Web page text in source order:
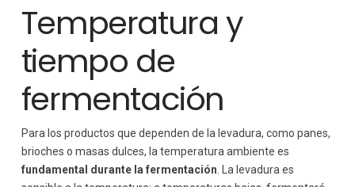
Temperatura y
tiempo de
fermentación
Para los productos que dependen de la levadura, como panes,
brioches o masas dulces, la temperatura ambiente es
fundamental durante la fermentación. La levadura es